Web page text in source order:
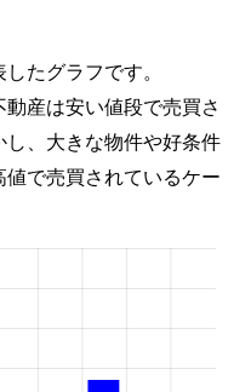
たグラフです。
産は安い値段で売買さ
、大きな物件や好条件
で売買されているケー